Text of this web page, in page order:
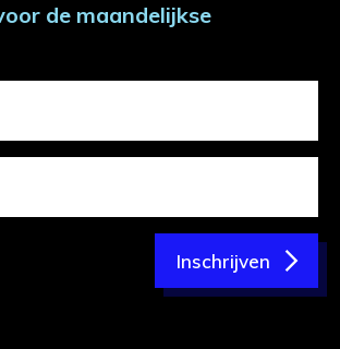
de maandelijkse
Inschrijven